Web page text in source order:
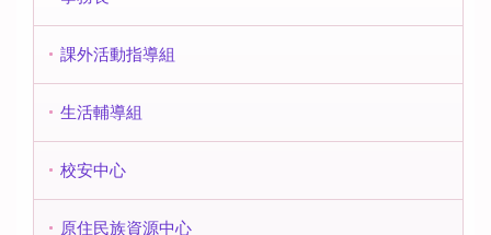
課外活動指導組
生活輔導組
校安中心
原住民族資源中心